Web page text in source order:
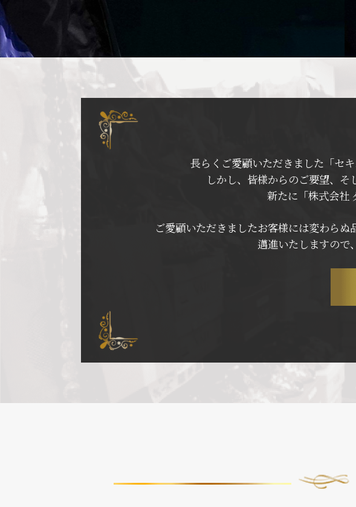
長らくご愛顧いただきました「セ
しかし、皆様からのご要望、そ
新たに「株式会社
ご愛顧いただきましたお客様には変わら
邁進いたしますので